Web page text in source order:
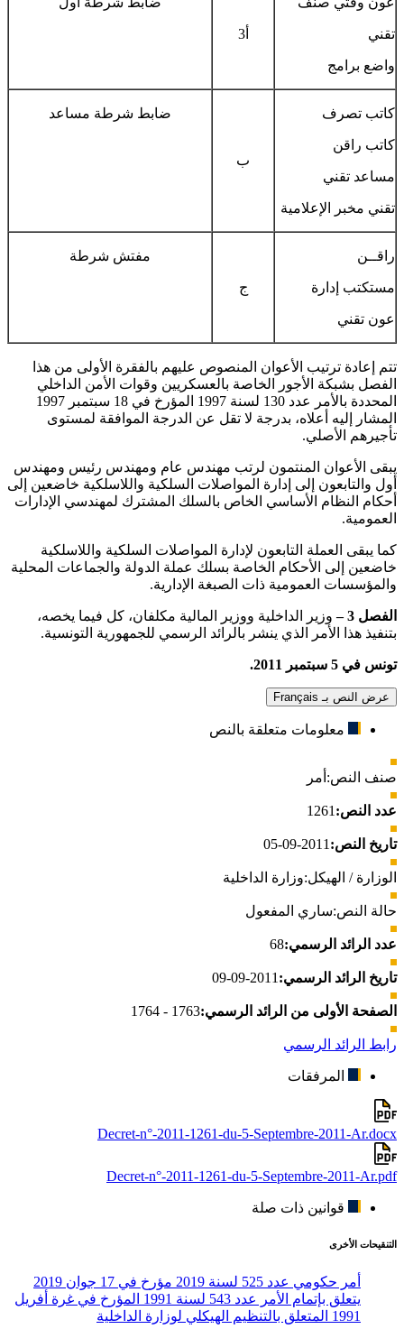
تقني
واضع برامج
أ3
كاتب تصرف
كاتب راقن
مساعد تقني
تقني مخبر الإعلامية
ب
ضابط شرطة مساعد
راقــن
مستكتب إدارة
عون تقني
ج
مفتش شرطة
تتم إعادة ترتيب الأعوان المنصوص عليهم بالفقرة الأولى من هذا
الفصل بشبكة الأجور الخاصة بالعسكريين وقوات الأمن الداخلي
المحددة بالأمر عدد 130 لسنة 1997 المؤرخ في 18 سبتمبر 1997
المشار إليه أعلاه، بدرجة لا تقل عن الدرجة الموافقة لمستوى
تأجيرهم الأصلي.
يبقى الأعوان المنتمون لرتب مهندس عام ومهندس رئيس ومهندس
أول والتابعون إلى إدارة المواصلات السلكية واللاسلكية خاضعين إلى
أحكام النظام الأساسي الخاص بالسلك المشترك لمهندسي الإدارات
العمومية.
كما يبقى العملة التابعون لإدارة المواصلات السلكية واللاسلكية
خاضعين إلى الأحكام الخاصة بسلك عملة الدولة والجماعات المحلية
والمؤسسات العمومية ذات الصبغة الإدارية.
الفصل 3 –
وزير الداخلية ووزير المالية مكلفان، كل فيما يخصه،
بتنفيذ هذا الأمر الذي ينشر بالرائد الرسمي للجمهورية التونسية.
تونس في 5 سبتمبر 2011.
عرض النص بـ Français
معلومات متعلقة بالنص
صنف النص: أمر
عدد النص: 1261
تاريخ النص: 2011-09-05
الوزارة / الهيكل:وزارة الداخلية
حالة النص:ساري المفعول
عدد الرائد الرسمي:68
تاريخ الرائد الرسمي: 2011-09-09
الصفحة الأولى من الرائد الرسمي:1763 - 1764
رابط الرائد الرسمي
المرفقات
Decret-n°-2011-1261-du-5-Septembre-2011-Ar.docx
Decret-n°-2011-1261-du-5-Septembre-2011-Ar.pdf
قوانين ذات صلة
التنقيحات الأخرى
أمر حكومي عدد 525 لسنة 2019 مؤرخ في 17 جوان 2019
يتعلق بإتمام الأمر عدد 543 لسنة 1991 المؤرخ في غرة أفريل
1991 المتعلق بالتنظيم الهيكلي لوزارة الداخلية